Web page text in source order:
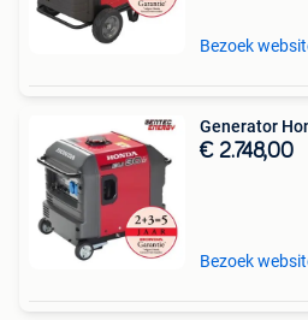
Bezoek
Generator
€ 2.748,00
Bezoek